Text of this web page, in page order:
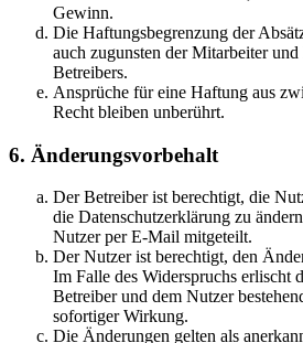
Gewinn.
Die Haftungsbegrenzung der
auch zugunsten der Mitarbeiter
Betreibers.
Ansprüche für eine Haftung aus
Recht bleiben unberührt.
6. Änderungsvorbehalt
Der Betreiber ist berechtigt, die
die Datenschutzerklärung zu
Nutzer per E-Mail mitgeteilt.
Der Nutzer ist berechtigt, den
Im Falle des Widerspruchs erlischt
Betreiber und dem Nutzer
sofortiger Wirkung.
Die Änderungen gelten als